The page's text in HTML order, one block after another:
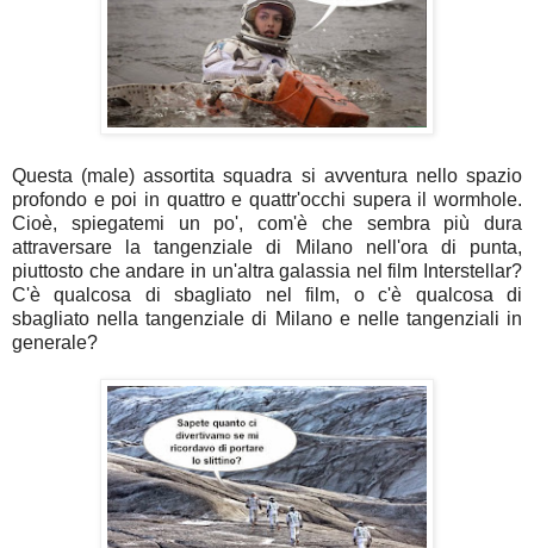
Questa (male) assortita squadra si avventura nello spazio
profondo e poi in quattro e quattr'occhi supera il wormhole.
Cioè, spiegatemi un po', com'è che sembra più dura
attraversare la tangenziale di Milano nell'ora di punta,
piuttosto che andare in un'altra galassia nel film Interstellar?
C'è qualcosa di sbagliato nel film, o c'è qualcosa di
sbagliato nella tangenziale di Milano e nelle tangenziali in
generale?